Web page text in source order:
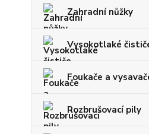
Zahradní nůžky
Vysokotlaké
Foukače a
Rozbrušovací pily